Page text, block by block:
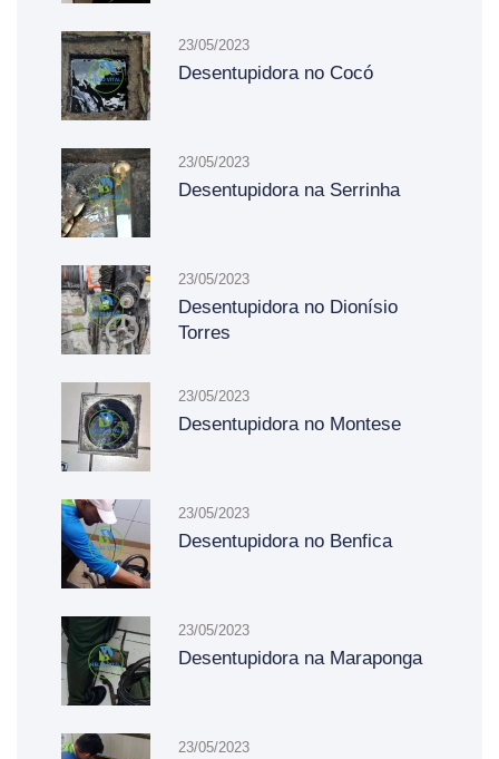
23/05/2023
Desentupidora no Cocó
23/05/2023
Desentupidora na Serrinha
23/05/2023
Desentupidora no Dionísio
Torres
23/05/2023
Desentupidora no Montese
23/05/2023
Desentupidora no Benfica
23/05/2023
Desentupidora na Maraponga
23/05/2023